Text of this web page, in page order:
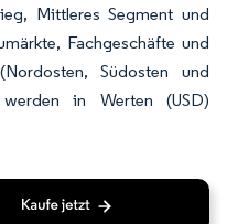
Mittleres Segment und
Fachgeschäfte und
Südosten und
in Werten (USD)